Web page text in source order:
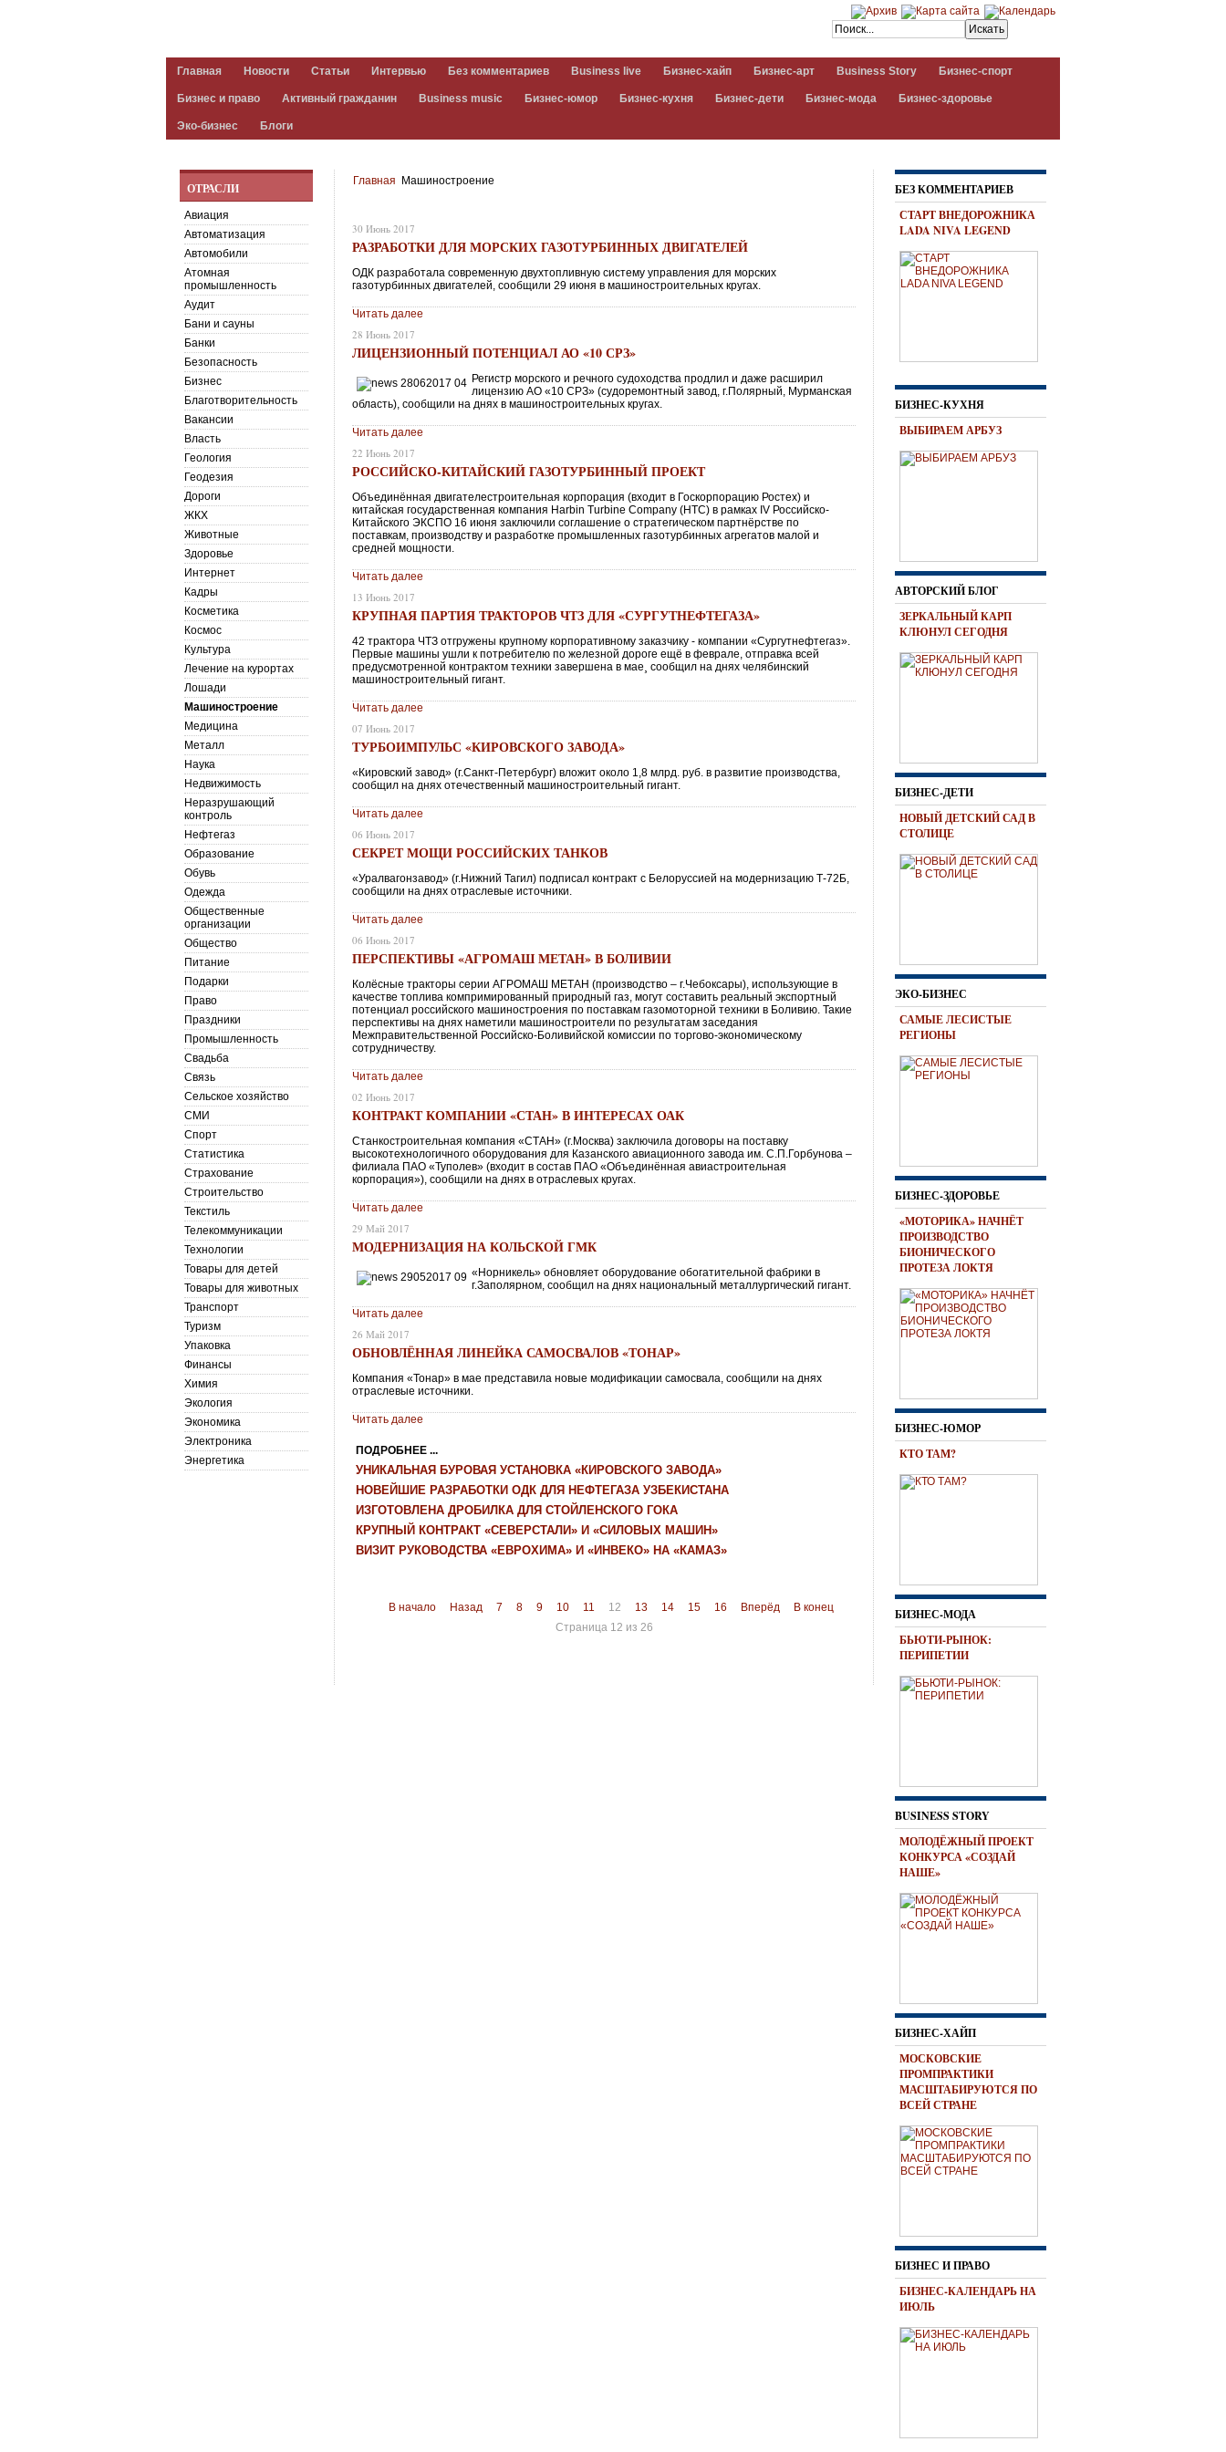
Главная Новости Статьи Интервью Без комментариев Business live Бизнес-хайп Бизнес-арт Business Story Бизнес-спорт
Бизнес и право Активный гражданин Business music Бизнес-юмор Бизнес-кухня Бизнес-дети Бизнес-мода Бизнес-здоровье
Эко-бизнес Блоги
Главная Машиностроение
30 Июнь 2017
РАЗРАБОТКИ ДЛЯ МОРСКИХ ГАЗОТУРБИННЫХ ДВИГАТЕЛЕЙ
ОДК разработала современную двухтопливную систему управления для морских
газотурбинных двигателей, сообщили 29 июня в машиностроительных кругах.
Читать далее
28 Июнь 2017
ЛИЦЕНЗИОННЫЙ ПОТЕНЦИАЛ АО «10 СРЗ»
Регистр морского и речного судоходства продлил и даже расширил
лицензию АО «10 СРЗ» (судоремонтный завод, г.Полярный, Мурманская
область), сообщили на днях в машиностроительных кругах.
Читать далее
22 Июнь 2017
РОССИЙСКО-КИТАЙСКИЙ ГАЗОТУРБИННЫЙ ПРОЕКТ
Объединённая двигателестроительная корпорация (входит в Госкорпорацию Ростех) и
китайская государственная компания Harbin Turbine Company (HTC) в рамках IV Российско-
Китайского ЭКСПО 16 июня заключили соглашение о стратегическом партнёрстве по
поставкам, производству и разработке промышленных газотурбинных агрегатов малой и
средней мощности.
Читать далее
13 Июнь 2017
КРУПНАЯ ПАРТИЯ ТРАКТОРОВ ЧТЗ ДЛЯ «СУРГУТНЕФТЕГАЗА»
42 трактора ЧТЗ отгружены крупному корпоративному заказчику - компании «Сургутнефтегаз».
Первые машины ушли к потребителю по железной дороге ещё в феврале, отправка всей
предусмотренной контрактом техники завершена в мае¸ сообщил на днях челябинский
машиностроительный гигант.
Читать далее
07 Июнь 2017
ТУРБОИМПУЛЬС «КИРОВСКОГО ЗАВОДА»
«Кировский завод» (г.Санкт-Петербург) вложит около 1,8 млрд. руб. в развитие производства,
сообщил на днях отечественный машиностроительный гигант.
Читать далее
06 Июнь 2017
СЕКРЕТ МОЩИ РОССИЙСКИХ ТАНКОВ
«Уралвагонзавод» (г.Нижний Тагил) подписал контракт с Белоруссией на модернизацию Т-72Б,
сообщили на днях отраслевые источники.
Читать далее
06 Июнь 2017
ПЕРСПЕКТИВЫ «АГРОМАШ МЕТАН» В БОЛИВИИ
Колёсные тракторы серии АГРОМАШ МЕТАН (производство – г.Чебоксары), использующие в
качестве топлива компримированный природный газ, могут составить реальный экспортный
потенциал российского машиностроения по поставкам газомоторной техники в Боливию. Такие
перспективы на днях наметили машиностроители по результатам заседания
Межправительственной Российско-Боливийской комиссии по торгово-экономическому
сотрудничеству.
Читать далее
02 Июнь 2017
КОНТРАКТ КОМПАНИИ «СТАН» В ИНТЕРЕСАХ ОАК
Станкостроительная компания «СТАН» (г.Москва) заключила договоры на поставку
высокотехнологичного оборудования для Казанского авиационного завода им. С.П.Горбунова –
филиала ПАО «Туполев» (входит в состав ПАО «Объединённая авиастроительная
корпорация»), сообщили на днях в отраслевых кругах.
Читать далее
29 Май 2017
МОДЕРНИЗАЦИЯ НА КОЛЬСКОЙ ГМК
«Норникель» обновляет оборудование обогатительной фабрики в
г.Заполярном, сообщил на днях национальный металлургический гигант.
Читать далее
26 Май 2017
ОБНОВЛЁННАЯ ЛИНЕЙКА САМОСВАЛОВ «ТОНАР»
Компания «Тонар» в мае представила новые модификации самосвала, сообщили на днях
отраслевые источники.
Читать далее
ПОДРОБНЕЕ ...
УНИКАЛЬНАЯ БУРОВАЯ УСТАНОВКА «КИРОВСКОГО ЗАВОДА»
НОВЕЙШИЕ РАЗРАБОТКИ ОДК ДЛЯ НЕФТЕГАЗА УЗБЕКИСТАНА
ИЗГОТОВЛЕНА ДРОБИЛКА ДЛЯ СТОЙЛЕНСКОГО ГОКА
КРУПНЫЙ КОНТРАКТ «СЕВЕРСТАЛИ» И «СИЛОВЫХ МАШИН»
ВИЗИТ РУКОВОДСТВА «ЕВРОХИМА» И «ИНВЕКО» НА «КАМАЗ»
В начало Назад 7 8 9 10 11 12 13 14 15 16 Вперёд
В конец
Страница 12 из 26
ОТРАСЛИ
Авиация
Автоматизация
Автомобили
Атомная
промышленность
Аудит
Бани и сауны
Банки
Безопасность
Бизнес
Благотворительность
Вакансии
Власть
Геология
Геодезия
Дороги
ЖКХ
Животные
Здоровье
Интернет
Кадры
Косметика
Космос
Культура
Лечение на курортах
Лошади
Машиностроение
Медицина
Металл
Наука
Недвижимость
Неразрушающий
контроль
Нефтегаз
Образование
Обувь
Одежда
Общественные
организации
Общество
Питание
Подарки
Право
Праздники
Промышленность
Свадьба
Связь
Сельское хозяйство
СМИ
Спорт
Статистика
Страхование
Строительство
Текстиль
Телекоммуникации
Технологии
Товары для детей
Товары для животных
Транспорт
Туризм
Упаковка
Финансы
Химия
Экология
Экономика
Электроника
Энергетика
БЕЗ КОММЕНТАРИЕВ
СТАРТ ВНЕДОРОЖНИКА
LADA NIVA LEGEND
БИЗНЕС-КУХНЯ
ВЫБИРАЕМ АРБУЗ
АВТОРСКИЙ БЛОГ
ЗЕРКАЛЬНЫЙ КАРП
КЛЮНУЛ СЕГОДНЯ
БИЗНЕС-ДЕТИ
НОВЫЙ ДЕТСКИЙ САД В
СТОЛИЦЕ
ЭКО-БИЗНЕС
САМЫЕ ЛЕСИСТЫЕ
РЕГИОНЫ
БИЗНЕС-ЗДОРОВЬЕ
«МОТОРИКА» НАЧНЁТ
ПРОИЗВОДСТВО
БИОНИЧЕСКОГО
ПРОТЕЗА ЛОКТЯ
БИЗНЕС-ЮМОР
КТО ТАМ?
БИЗНЕС-МОДА
БЬЮТИ-РЫНОК:
ПЕРИПЕТИИ
BUSINESS STORY
МОЛОДЁЖНЫЙ ПРОЕКТ
КОНКУРСА «СОЗДАЙ
НАШЕ»
БИЗНЕС-ХАЙП
МОСКОВСКИЕ
ПРОМПРАКТИКИ
МАСШТАБИРУЮТСЯ ПО
ВСЕЙ СТРАНЕ
БИЗНЕС И ПРАВО
БИЗНЕС-КАЛЕНДАРЬ НА
ИЮЛЬ